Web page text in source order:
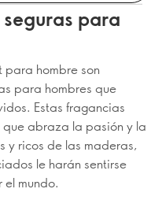
para
para hombre son
para hombres que
Estas fragancias
abraza la pasión y la
y ricos de las maderas,
le harán sentirse
mundo.